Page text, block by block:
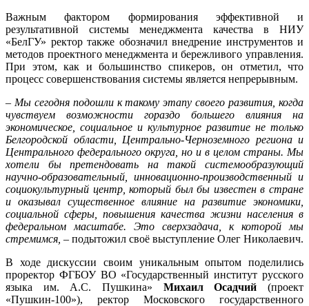
Важным фактором формирования эффективной и
результативной системы менеджмента качества в НИУ
«БелГУ» ректор также обозначил внедрение инструментов и
методов проектного менеджмента и бережливого управления.
При этом, как и большинство спикеров, он отметил, что
процесс совершенствования системы является непрерывным.
– Мы сегодня подошли к такому этапу своего развития, когда
чувствуем возможности гораздо большего влияния на
экономическое, социальное и культурное развитие не только
Белгородской области, Центрально-Черноземного региона и
Центрального федерального округа, но и в целом страны. Мы
хотели бы претендовать на такой системообразующий
научно-образовательный, инновационно-производственный и
социокультурный центр, который был бы известен в стране
и оказывал существенное влияние на развитие экономики,
социальной сферы, повышения качества жизни населения в
федеральном масштабе. Это сверхзадача, к которой мы
стремимся, – подытожил своё выступление Олег Николаевич.
В ходе дискуссии своим уникальным опытом поделились
проректор ФГБОУ ВО «Государственный институт русского
языка им. А.С. Пушкина» Михаил Осадчий (проект
«Пушкин-100»), ректор Московского государственного